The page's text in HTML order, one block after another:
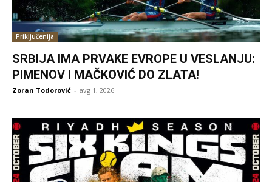
Priključenija
SRBIJA IMA PRVAKE EVROPE U VESLANJU:
PIMENOV I MAČKOVIĆ DO ZLATA!
Zoran Todorović - avg 1, 2026